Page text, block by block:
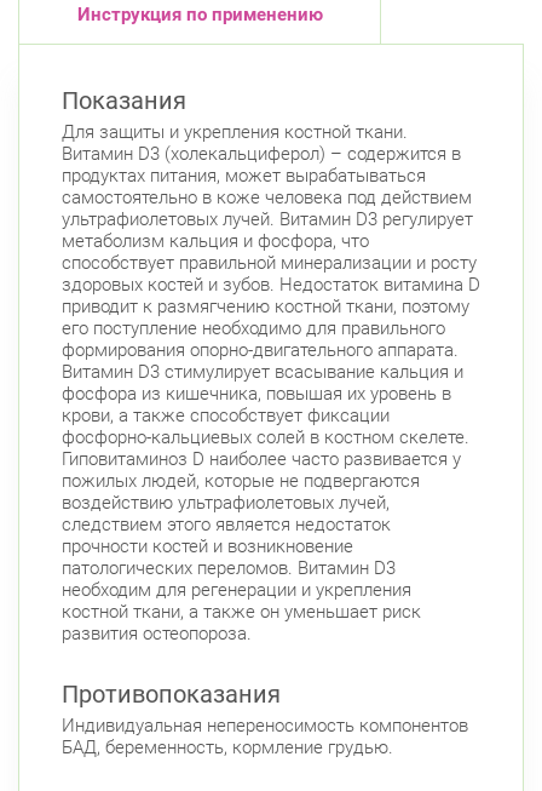
Красносельский район
Ленинский пр., д.78, к.1 Круглосуточно
Московский район
Авиационная улица, д. 7 Круглосуточно
Парк Победы Электросила
Невский район
ул. Чудновского, д. 19 (Российский пр., д. 7)
Круглосуточно
Проспект Большевиков
ул. Дыбенко ул., д. 8, к. 3 Круглосуточно
Улица Дыбенко
Подвойского 6/5 (Белышева, 5)
Проспект Большевиков Улица Дыбенко
Петроградский район
Чкаловский пр., д. 60 Круглосуточно
Петроградская
Спортивная
Чкаловская
Б. Монетная ул., д. 10 Круглосуточно
Горьковская
Петроградская
Чкаловская
Приморский район
Туристская ул., д.28 к.1 Круглосуточно
Беговая
Инструкция по применению
Показания
Для защиты и укрепления костной ткани.
Витамин D3 (холекальциферол) – содержится в
продуктах питания, может вырабатываться
самостоятельно в коже человека под действием
ультрафиолетовых лучей. Витамин D3 регулирует
метаболизм кальция и фосфора, что
способствует правильной минерализации и росту
здоровых костей и зубов. Недостаток витамина D
приводит к размягчению костной ткани, поэтому
его поступление необходимо для правильного
формирования опорно-двигательного аппарата.
Витамин D3 стимулирует всасывание кальция и
фосфора из кишечника, повышая их уровень в
крови, а также способствует фиксации
фосфорно-кальциевых солей в костном скелете.
Гиповитаминоз D наиболее часто развивается у
пожилых людей, которые не подвергаются
воздействию ультрафиолетовых лучей,
следствием этого является недостаток
прочности костей и возникновение
патологических переломов. Витамин D3
необходим для регенерации и укрепления
костной ткани, а также он уменьшает риск
развития остеопороза.
Противопоказания
Индивидуальная непереносимость компонентов
БАД, беременность, кормление грудью.